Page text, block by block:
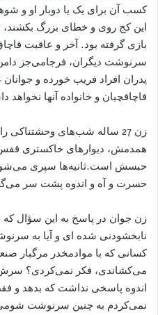
کسب آن برای یک یا دوبار او و
این کج روی و خطای بزرگ
بازی گرفته بود. آخر و عاقبت
سرنوشت دیگران، فرجامی‌جز
پدران افراد فریب خورده و
قاچاقچیان و خانواده آنها نخواهد
زن 27 ساله شب‌های
همدمش، دیوارهای خاکستری قفس
حبسش است.ثانیه‌ها سپری
حسرت و آه و اندوه پشت سر
زن جوان در پاسخ به این سؤال
نابخشودنی شده ای و آیا به
کسانی که با موادمخدر مرگبار
می‌کشاندی، فکر نمی‌کردی؟ سرش
اندوه پاسخی نداشت که بدهد و
نمی‌کردم به چنین سرنوشت